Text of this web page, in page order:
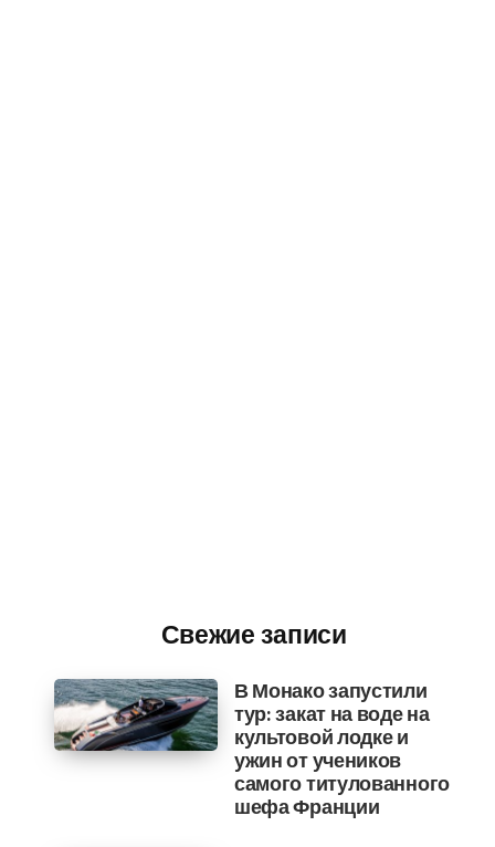
Свежие записи
В Монако запустили
тур: закат на воде на
культовой лодке и
ужин от учеников
самого титулованного
шефа Франции